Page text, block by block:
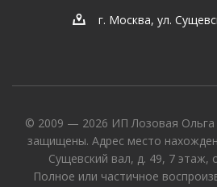
г. Москва, ул.
© 2009 — 2026 ИП Лозовая Ольга
защищены. Адрес место
Сущевский вал, д. 49, 7 этаж,
Полное или частичное